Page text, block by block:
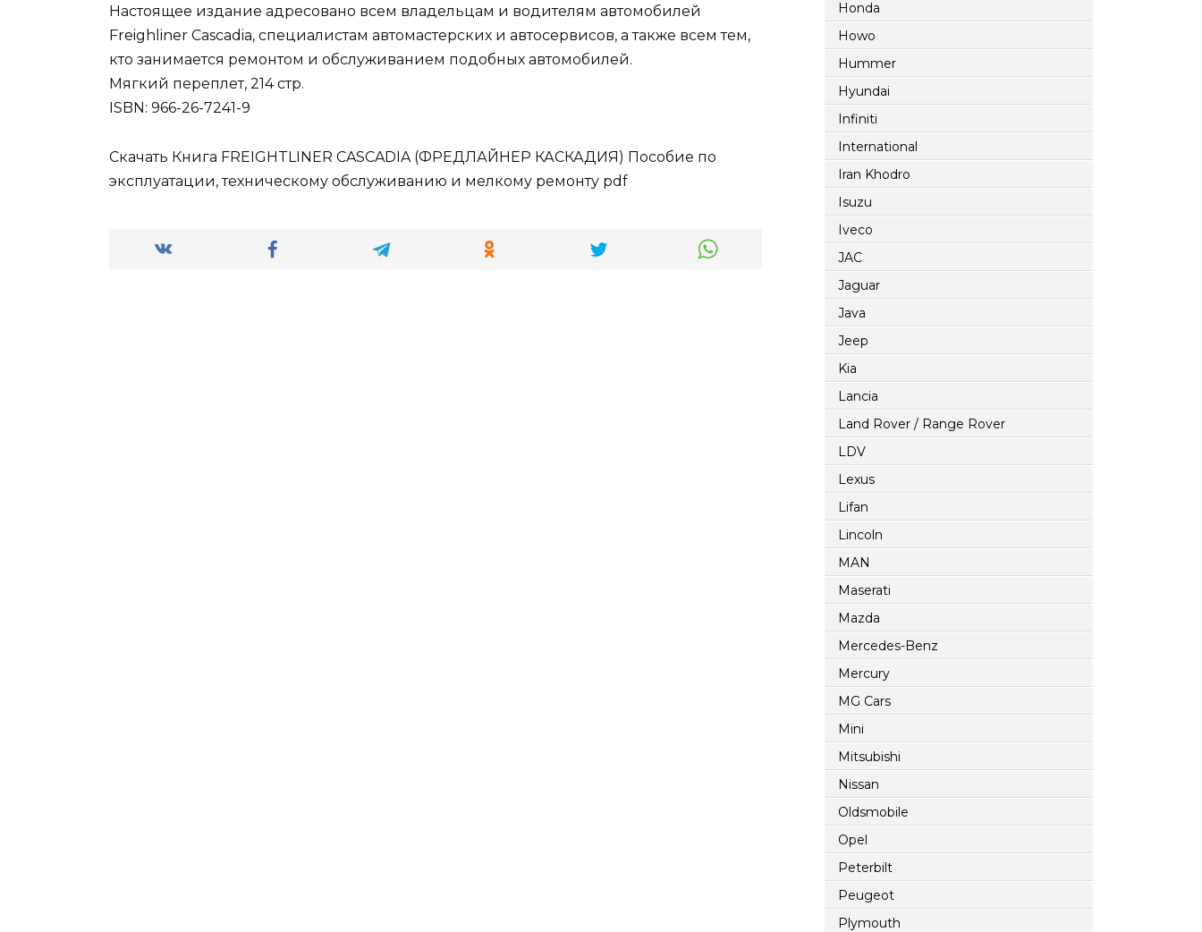
Настоящее издание адресовано всем владельцам и водителям автомобилей
Freighliner Casсadia, специалистам автомастерских и автосервисов, а также всем тем,
кто занимается ремонтом и обслуживанием подобных автомобилей.
Мягкий переплет, 214 стр.
ISBN: 966-26-7241-9
Скачать Книга FREIGHTLINER CASCADIA (ФРЕДЛАЙНЕР КАСКАДИЯ) Пособие по
эксплуатации, техническому обслуживанию и мелкому ремонту pdf
Honda
Howo
Hummer
Hyundai
Infiniti
International
Iran Khodro
Isuzu
Iveco
JAC
Jaguar
Java
Jeep
Kia
Lancia
Land Rover / Range Rover
LDV
Lexus
Lifan
Lincoln
MAN
Maserati
Mazda
Mercedes-Benz
Mercury
MG Cars
Mini
Mitsubishi
Nissan
Oldsmobile
Opel
Peterbilt
Peugeot
Plymouth